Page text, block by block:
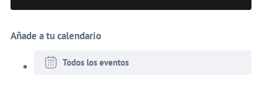
Añade a tu calendario
Todos los eventos